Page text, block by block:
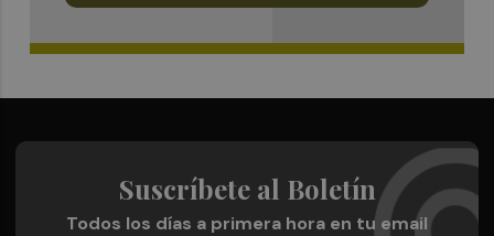
Suscríbete al Boletín
Todos los días a primera hora en tu email